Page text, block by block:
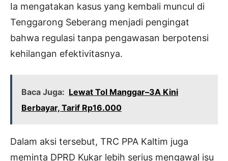
Ia mengatakan kasus yang kembali muncul di
Tenggarong Seberang menjadi pengingat
bahwa regulasi tanpa pengawasan berpotensi
kehilangan efektivitasnya.
Baca Juga: Lewat Tol Manggar–3A Kini
Berbayar, Tarif Rp16.000
Dalam aksi tersebut, TRC PPA Kaltim juga
meminta DPRD Kukar lebih serius mengawal isu